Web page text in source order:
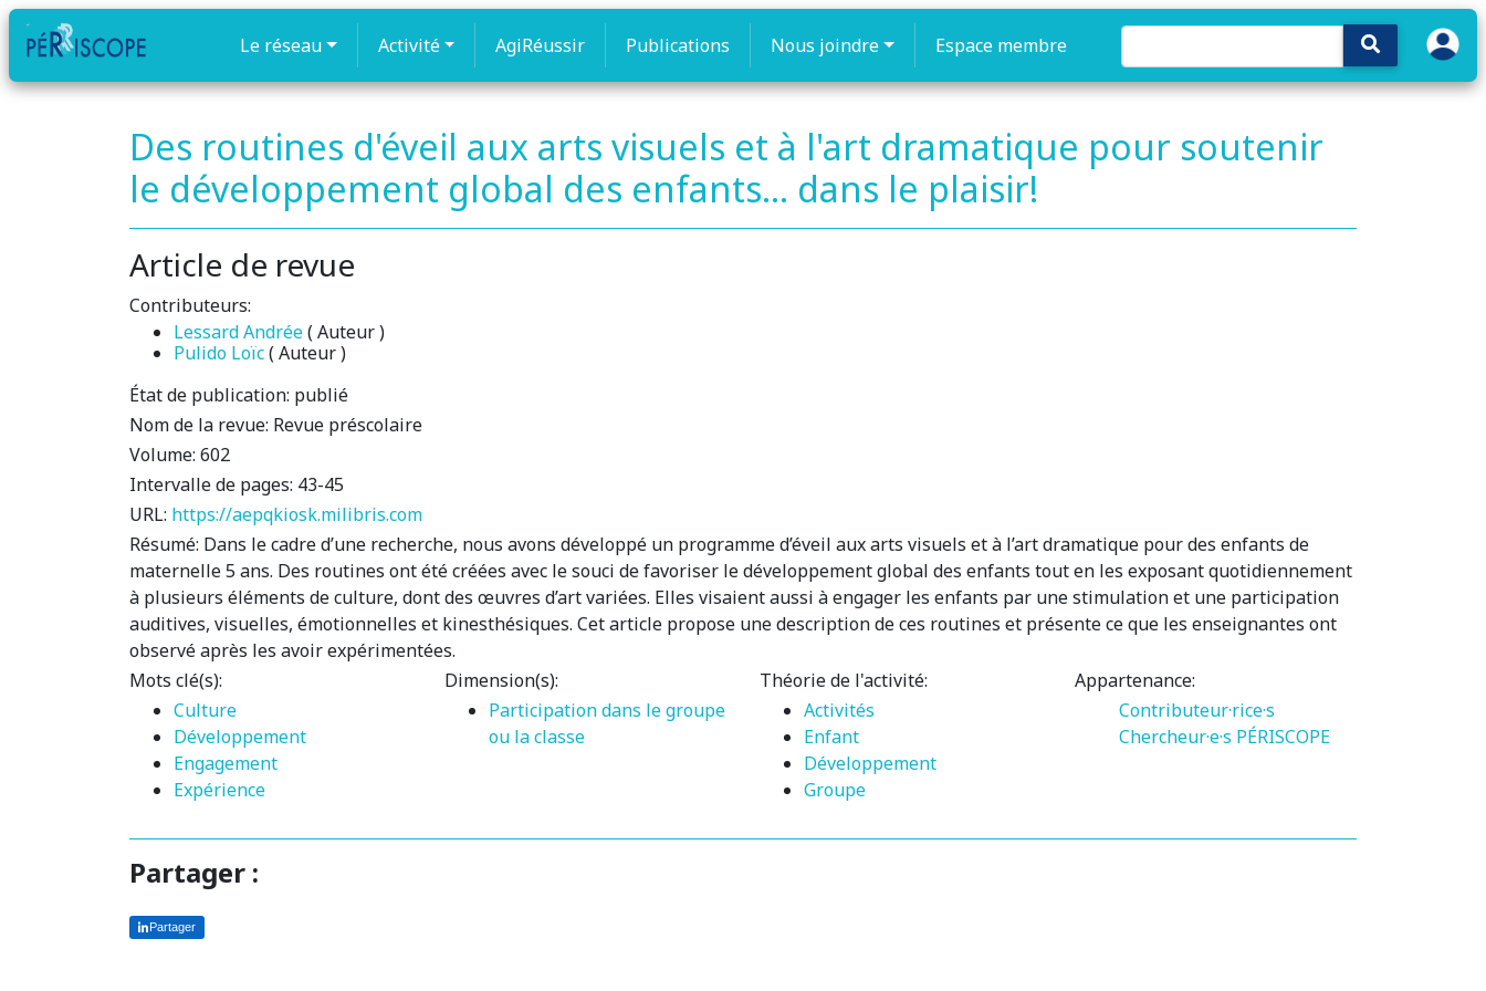
Le réseau Activité AgiRéussir Publications Nous joindre Espace membre
Des routines d'éveil aux arts visuels et à l'art dramatique pour soutenir
le développement global des enfants... dans le plaisir!
Article de revue
Contributeurs:
Lessard Andrée( Auteur )
Pulido Loïc( Auteur )
État de publication: publié
Nom de la revue: Revue préscolaire
Volume: 602
Intervalle de pages: 43-45
URL: https://aepqkiosk.milibris.com
Résumé: Dans le cadre d’une recherche, nous avons développé un programme d’éveil aux arts visuels et à l’art dramatique pour des enfants de
maternelle 5 ans. Des routines ont été créées avec le souci de favoriser le développement global des enfants tout en les exposant quotidiennement
à plusieurs éléments de culture, dont des œuvres d’art variées. Elles visaient aussi à engager les enfants par une stimulation et une participation
auditives, visuelles, émotionnelles et kinesthésiques. Cet article propose une description de ces routines et présente ce que les enseignantes ont
observé après les avoir expérimentées.
Mots clé(s):
Culture
Développement
Engagement
Expérience
Dimension(s):
Participation dans le groupe
ou la classe
Théorie de l'activité:
Activités
Enfant
Développement
Groupe
Appartenance:
Contributeur·rice·s
Chercheur·e·s PÉRISCOPE
Partager :
Partager